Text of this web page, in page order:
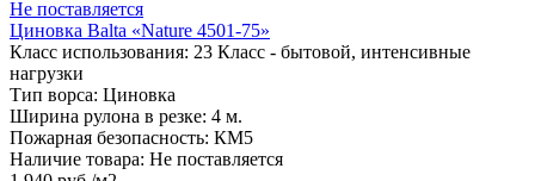
Не поставляется
Циновка Balta «Nature 4501-75»
Класс использования: 23 Класс - бытовой, интенсивные
нагрузки
Тип ворса: Циновка
Ширина рулона в резке: 4 м.
Пожарная безопасность: КМ5
Наличие товара: Не поставляется